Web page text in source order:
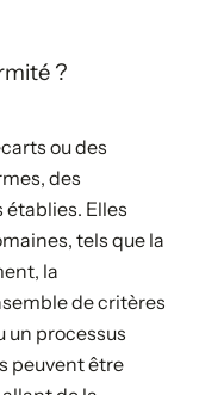
?
ou des
des
Elles
tels que la
la
de critères
un processus
peuvent être